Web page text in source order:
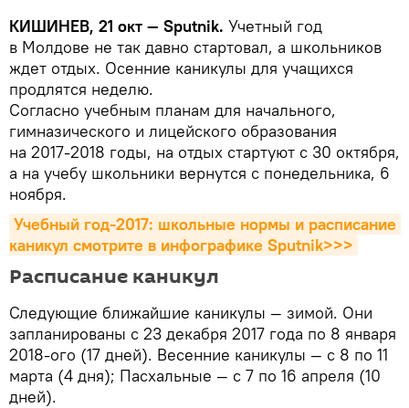
КИШИНЕВ, 21 окт — Sputnik. Учетный год
в Молдове не так давно стартовал, а школьников
ждет отдых. Осенние каникулы для учащихся
продлятся неделю.
Согласно учебным планам для начального,
гимназического и лицейского образования
на 2017-2018 годы, на отдых стартуют с 30 октября,
а на учебу школьники вернутся с понедельника, 6
ноября.
Учебный год-2017: школьные нормы и расписание
каникул смотрите в инфографике Sputnik>>>
Расписание каникул
Следующие ближайшие каникулы — зимой. Они
запланированы с 23 декабря 2017 года по 8 января
2018-ого (17 дней). Весенние каникулы — с 8 по 11
марта (4 дня); Пасхальные — с 7 по 16 апреля (10
дней).